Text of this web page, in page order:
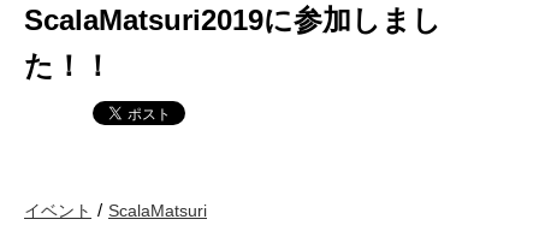
ScalaMatsuri2019に参加しまし
た！！
イベント ScalaMatsuri